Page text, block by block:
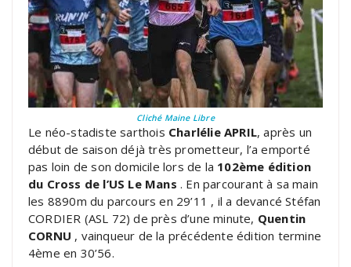
Cliché Maine Libre
Le néo-stadiste sarthois Charlélie APRIL, après un
début de saison déjà très prometteur, l’a emporté
pas loin de son domicile lors de la 102ème édition
du Cross de l’US Le Mans . En parcourant à sa main
les 8890m du parcours en 29’11 , il a devancé Stéfan
CORDIER (ASL 72) de près d’une minute, Quentin
CORNU , vainqueur de la précédente édition termine
4ème en 30’56.